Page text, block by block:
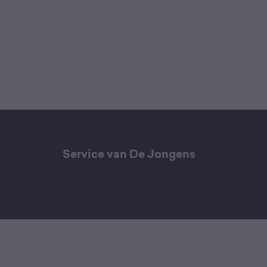
Service van De Jongens